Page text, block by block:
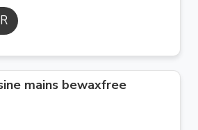
mains bewaxfree